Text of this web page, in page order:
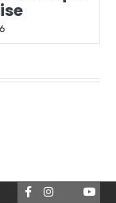
FacebookInstagram